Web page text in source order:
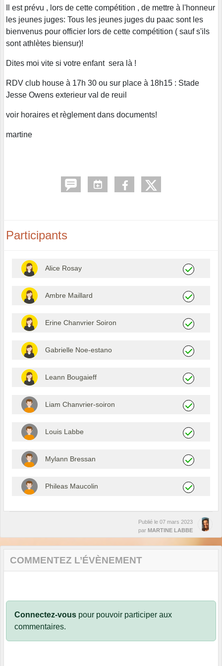
Il est prévu , lors de cette compétition , de mettre à l'honneur
les jeunes juges: Tous les jeunes juges du paac sont les
bienvenus pour officier lors de cette compétition ( sauf s'ils
sont athlètes biensur)!
Dites moi vite si votre enfant sera là !
RDV club house à 17h 30 ou sur place à 18h15 : Stade
Jesse Owens exterieur val de reuil
voir horaires et règlement dans documents!
martine
Participants
Alice Rosay
Ambre Maillard
Erine Chanvrier Soiron
Gabrielle Noe-estano
Leann Bougaieff
Liam Chanvrier-soiron
Louis Labbe
Mylann Bressan
Phileas Maucolin
Publié le 07 mars 2023
par MARTINE LABBE
COMMENTEZ L’ÉVÈNEMENT
Connectez-vous pour pouvoir participer aux
commentaires.